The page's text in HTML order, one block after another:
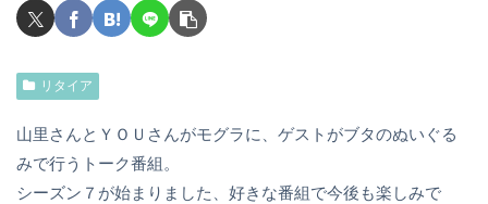
リタイア
山里さんとＹＯＵさんがモグラに、ゲストがブタのぬいぐる
みで行うトーク番組。
シーズン７が始まりました、好きな番組で今後も楽しみで